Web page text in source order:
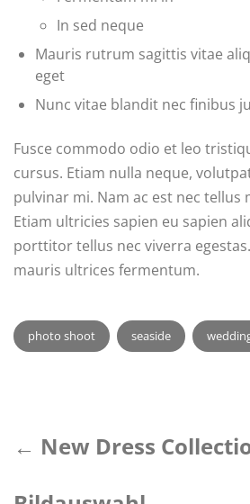
In sed neque
Mauris rutrum sagittis vitae
eget
Nunc vitae blandit nec finibus
Fusce commodo odio et leo
cursus. Etiam nulla neque,
pulvinar mi. Nam ac est nec tellus
Etiam ultricies sapien eu sapien
porttitor tellus nec viverra
mauris ultrices fermentum.
photo shoot seaside
← New Dress